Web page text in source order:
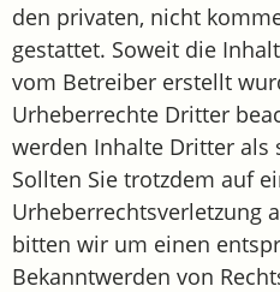
den privaten, nicht
gestattet. Soweit die
vom Betreiber erstellt
Urheberrechte Dritter
werden Inhalte Dritter als
Sollten Sie trotzdem auf
Urheberrechtsverletzung
bitten wir um einen
Bekanntwerden von